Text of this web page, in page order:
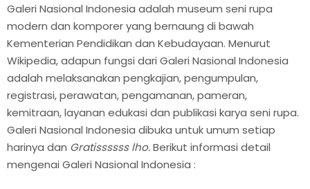
Galeri Nasional Indonesia adalah museum seni rupa
modern dan komporer yang bernaung di bawah
Kementerian Pendidikan dan Kebudayaan. Menurut
Wikipedia, adapun fungsi dari Galeri Nasional Indonesia
adalah melaksanakan pengkajian, pengumpulan,
registrasi, perawatan, pengamanan, pameran,
kemitraan, layanan edukasi dan publikasi karya seni rupa.
Galeri Nasional Indonesia dibuka untuk umum setiap
harinya dan Gratissssss lho.Berikut informasi detail
mengenai Galeri Nasional Indonesia :